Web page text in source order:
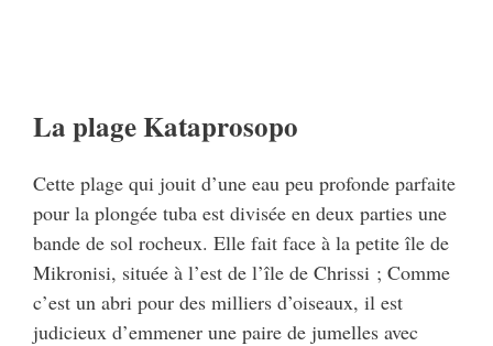
La plage Kataprosopo
Cette plage qui jouit d’une eau peu profonde parfaite
pour la plongée tuba est divisée en deux parties une
bande de sol rocheux. Elle fait face à la petite île de
Mikronisi, située à l’est de l’île de Chrissi ; Comme
c’est un abri pour des milliers d’oiseaux, il est
judicieux d’emmener une paire de jumelles avec